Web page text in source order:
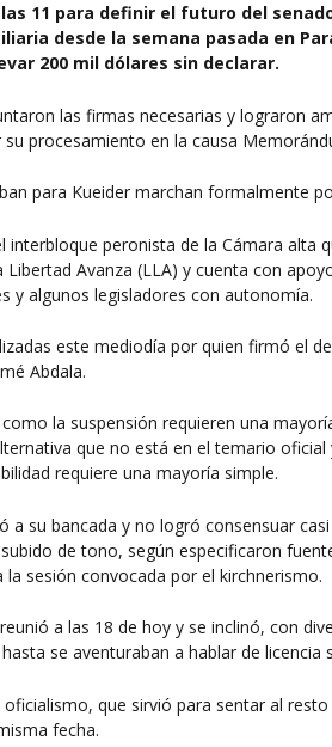
11 para definir el futuro del
desde la semana pasada en
200 mil dólares sin declarar.
las firmas necesarias y lograron
su procesamiento en la causa
para Kueider marchan formalmente
interbloque peronista de la Cámara alta
Avanza (LLA) y cuenta con
y algunos legisladores con autonomía.
este mediodía por quien firmó el
Abdala.
la suspensión requieren una
que no está en el temario oficial
requiere una mayoría simple.
a su bancada y no logró consensuar
de tono, según especificaron
sesión convocada por el kirchnerismo.
a las 18 de hoy y se inclinó, con
se aventuraban a hablar de licencia
que sirvió para sentar al
fecha.